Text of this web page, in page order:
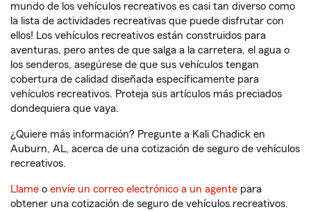
mundo de los vehículos recreativos es casi tan diverso como
la lista de actividades recreativas que puede disfrutar con
ellos! Los vehículos recreativos están construidos para
aventuras, pero antes de que salga a la carretera, el agua o
los senderos, asegúrese de que sus vehículos tengan
cobertura de calidad diseñada específicamente para
vehículos recreativos. Proteja sus artículos más preciados
dondequiera que vaya.
¿Quiere más información? Pregunte a Kali Chadick en
Auburn, AL, acerca de una cotización de seguro de vehículos
recreativos.
Llame o envíe un correo electrónico a un agente para
obtener una cotización de seguro de vehículos recreativos.